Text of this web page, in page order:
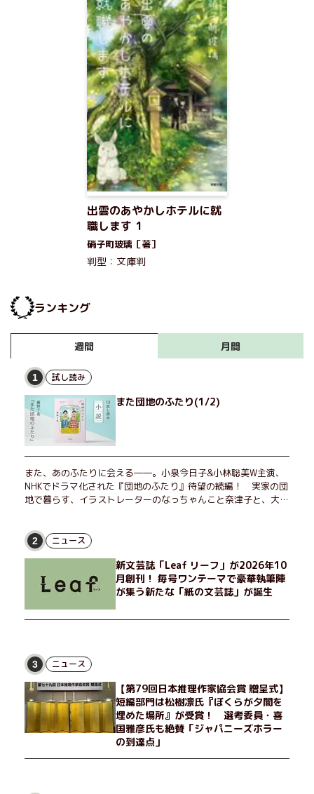
出雲のあやかしホテルに就
職します 1
硝子町玻璃［著］
判型：文庫判
ランキング
週間 月間
1 試し読み
また団地のふたり(1/2)
また、あのふたりに会える――。小泉今日子&小林聡美W主演、
NHKでドラマ化された『団地のふたり』待望の続編！ 実家の団
地で暮らす、イラストレーターのなっちゃんこと奈津子と、大学
げたり、部屋でふたりだけの「台湾映画祭」を催したり。50代
独身、幼なじみの変わらぬ友情とささやかな幸せの日々を描く。
2 ニュース
新文芸誌「Leaf リーフ」が2026年10
月創刊！ 毎号ワンテーマで豪華執筆陣
が集う新たな「紙の文芸誌」が誕生
3 ニュース
【第79回日本推理作家協会賞 贈呈式】
短編部門は松樹凛氏『ぼくらが夕闇を
埋めた場所』が受賞！ 選考委員・喜
国雅彦氏も絶賛「ジャパニーズホラー
の到達点」